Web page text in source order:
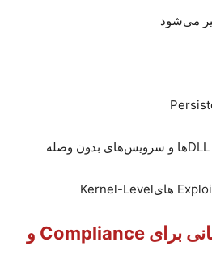
می‌شود
DLLها و سرویس‌های بدون وصله
هایKernel-Level
برای Compliance و